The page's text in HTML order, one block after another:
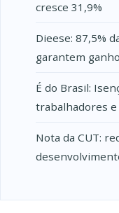
cresce 31,9%
Dieese: 87,5%
garantem
É do Brasil:
trabalhadores
Nota da CUT: